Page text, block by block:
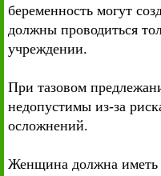
беременность могут
должны проводиться
учреждении.
При тазовом
недопустимы из-за
осложнений.
Женщина должна иметь